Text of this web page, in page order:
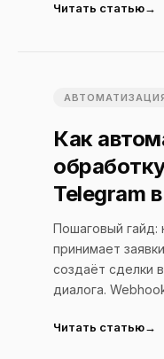
Читать статью
Как
Telegram
Пошаговый гайд:
принимает
создаёт сделки
диалога.
Читать статью